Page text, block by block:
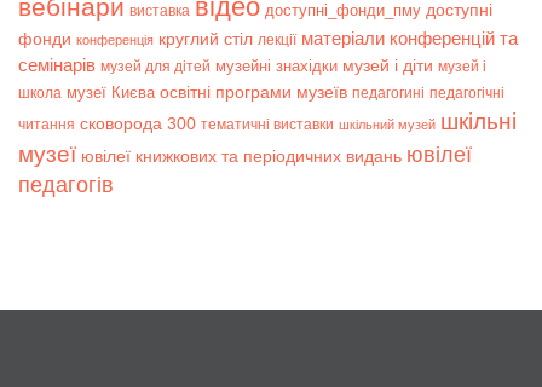
вебінари виставка відео доступні_фонди_пму доступні
фонди конференція круглий стіл лекції матеріали конференцій та
семінарів музей для дітей музейні знахідки музей і діти музей і
школа музеї Києва освітні програми музеїв педагогині педагогічні
читання сковорода 300 тематичні виставки шкільний музей шкільні
музеї ювілеї книжкових та періодичних видань ювілеї
педагогів